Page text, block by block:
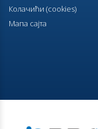
Колачићи (cookies)
Мапа сајта